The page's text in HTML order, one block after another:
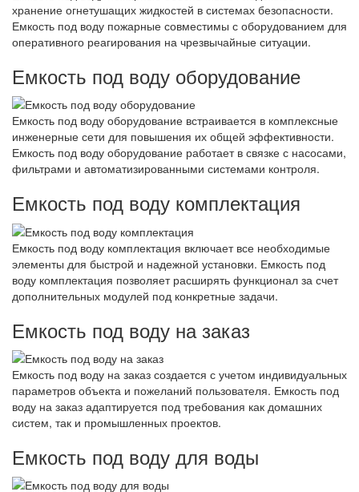
хранение огнетушащих жидкостей в системах безопасности.
Емкость под воду пожарные совместимы с оборудованием для
оперативного реагирования на чрезвычайные ситуации.
Емкость под воду оборудование
Емкость под воду оборудование встраивается в комплексные
инженерные сети для повышения их общей эффективности.
Емкость под воду оборудование работает в связке с насосами,
фильтрами и автоматизированными системами контроля.
Емкость под воду комплектация
Емкость под воду комплектация включает все необходимые
элементы для быстрой и надежной установки. Емкость под
воду комплектация позволяет расширять функционал за счет
дополнительных модулей под конкретные задачи.
Емкость под воду на заказ
Емкость под воду на заказ создается с учетом индивидуальных
параметров объекта и пожеланий пользователя. Емкость под
воду на заказ адаптируется под требования как домашних
систем, так и промышленных проектов.
Емкость под воду для воды